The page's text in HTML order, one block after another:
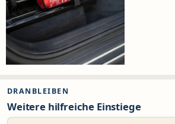
DRANBLEIBEN
Weitere hilfreiche Einstiege